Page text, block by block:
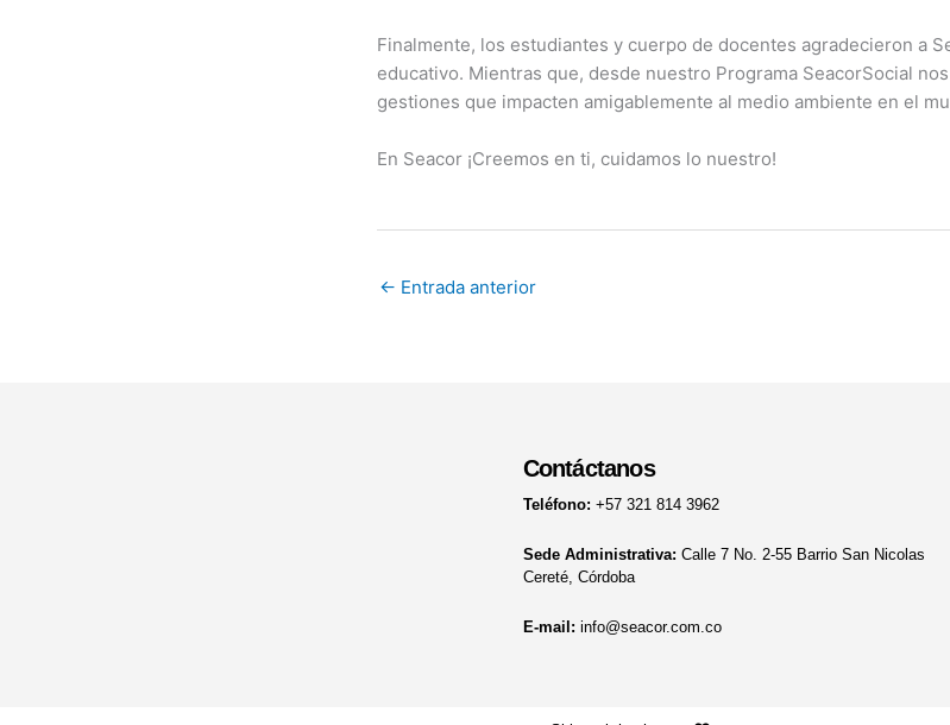
Finalmente, los estudiantes y cuerpo de docentes agradecieron a
educativo. Mientras que, desde nuestro Programa SeacorSocial
gestiones que impacten amigablemente al medio ambiente en el
En Seacor ¡Creemos en ti, cuidamos lo nuestro!
← Entrada anterior
Contáctanos
Teléfono: +57 321 814 3962
Sede Administrativa: Calle 7 No. 2-55 Barrio San Nicolas
Cereté, Córdoba
E-mail: info@seacor.com.co